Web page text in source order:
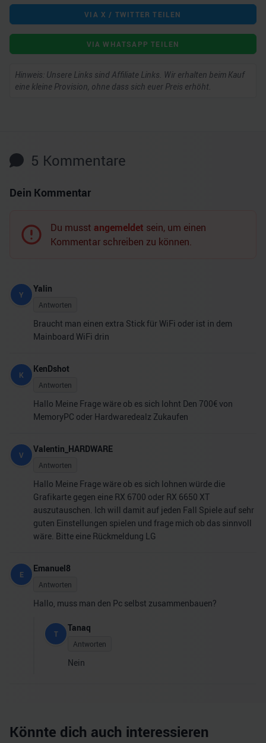
VIA X / TWITTER TEILEN
VIA WHATSAPP TEILEN
Hinweis: Unsere Links sind Affiliate Links. Wir erhalten beim Kauf
eine kleine Provision, ohne dass sich euer Preis erhöht.
5 Kommentare
Dein Kommentar
Du musst angemeldet sein, um einen
Kommentar schreiben zu können.
Y
Yalin
Antworten
Braucht man einen extra Stick für WiFi oder ist in dem
Mainboard WiFi drin
K
KenDshot
Antworten
Hallo Meine Frage wäre ob es sich lohnt Den 700€ von
MemoryPC oder Hardwaredealz Zukaufen
V
Valentin_HARDWARE
Antworten
Hallo Meine Frage wäre ob es sich lohnen würde die
Grafikarte gegen eine RX 6700 oder RX 6650 XT
auszutauschen. Ich will damit auf jeden Fall Spiele auf sehr
guten Einstellungen spielen und frage mich ob das sinnvoll
wäre. Bitte eine Rückmeldung LG
E
Emanuel8
Antworten
Hallo, muss man den Pc selbst zusammenbauen?
T
Tanaq
Antworten
Nein
Könnte dich auch interessieren